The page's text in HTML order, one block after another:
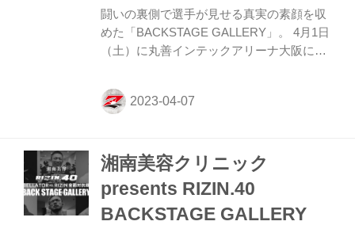
闘いの裏側で選手が見せる真実の素顔を収
めた「BACKSTAGE GALLERY」。 4月1日
（土）に丸善インテックアリーナ大阪にて
トが、RIZIN FFオフィシャルinstagramでデ
イリー配信されるぞ！ 是非オフィシャルア
Instagramアカウント 公式Instagramアカウ
イト動画、チャーリーガイドなど、ビジュ
アルで楽しめるコンテンツを発信している
湘南美容クリニック
presents RIZIN.40
BACKSTAGE GALLERY